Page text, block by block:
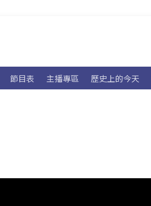
節目表 主播專區 歷史上的今天